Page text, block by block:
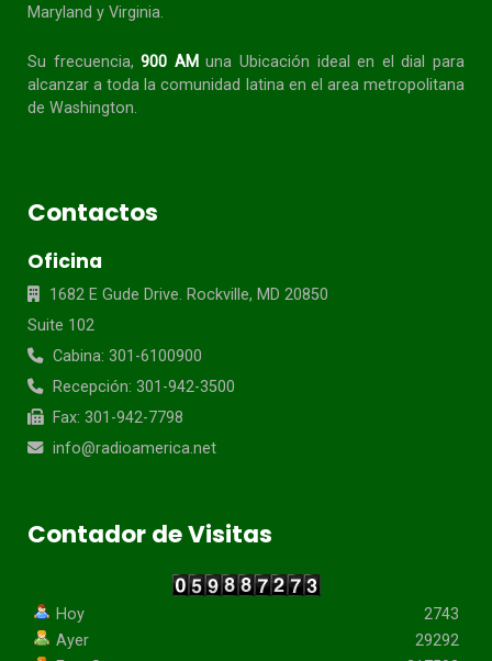
Maryland y Virginia.
Su frecuencia, 900 AM una Ubicación ideal en el dial para
alcanzar a toda lacomunidad latina en el area metropolitana
de Washington.
Contactos
Oficina
1682 E Gude Drive. Rockville, MD 20850
Suite 102
Cabina: 301-6100900
Recepción: 301-942-3500
Fax: 301-942-7798
info@radioamerica.net
Contador de Visitas
Hoy
Ayer
2743
29292